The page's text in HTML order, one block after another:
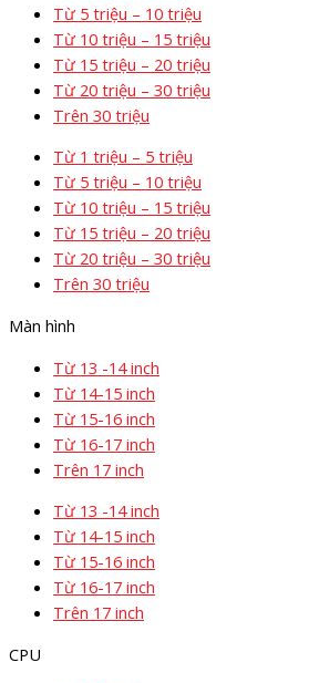
Từ 5 triệu – 10 triệu
Từ 10 triệu – 15 triệu
Từ 15 triệu – 20 triệu
Từ 20 triệu – 30 triệu
Trên 30 triệu
Từ 1 triệu – 5 triệu
Từ 5 triệu – 10 triệu
Từ 10 triệu – 15 triệu
Từ 15 triệu – 20 triệu
Từ 20 triệu – 30 triệu
Trên 30 triệu
Màn hình
Từ 13 -14 inch
Từ 14-15 inch
Từ 15-16 inch
Từ 16-17 inch
Trên 17 inch
Từ 13 -14 inch
Từ 14-15 inch
Từ 15-16 inch
Từ 16-17 inch
Trên 17 inch
CPU